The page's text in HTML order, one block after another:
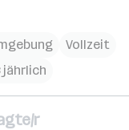
Vollzeit
jährlich
r